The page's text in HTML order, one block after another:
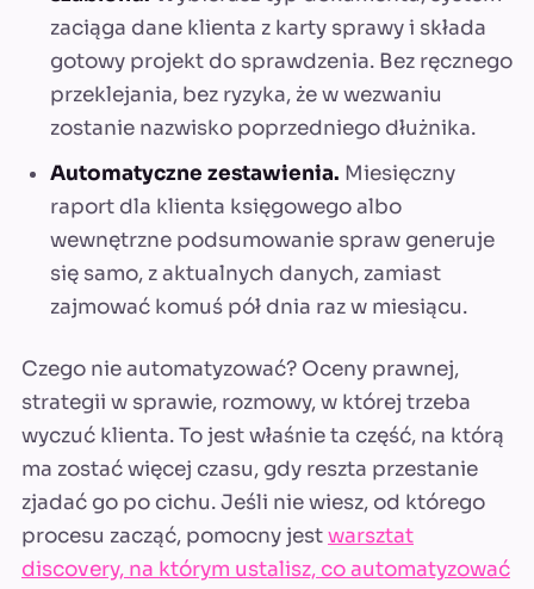
zaciąga dane klienta z karty sprawy i składa
gotowy projekt do sprawdzenia. Bez ręcznego
przeklejania, bez ryzyka, że w wezwaniu
zostanie nazwisko poprzedniego dłużnika.
Automatyczne zestawienia. Miesięczny
raport dla klienta księgowego albo
wewnętrzne podsumowanie spraw generuje
się samo, z aktualnych danych, zamiast
zajmować komuś pół dnia raz w miesiącu.
Czego nie automatyzować? Oceny prawnej,
strategii w sprawie, rozmowy, w której trzeba
wyczuć klienta. To jest właśnie ta część, na którą
ma zostać więcej czasu, gdy reszta przestanie
zjadać go po cichu. Jeśli nie wiesz, od którego
procesu zacząć, pomocny jestwarsztat
discovery, na którym ustalisz, co automatyzować